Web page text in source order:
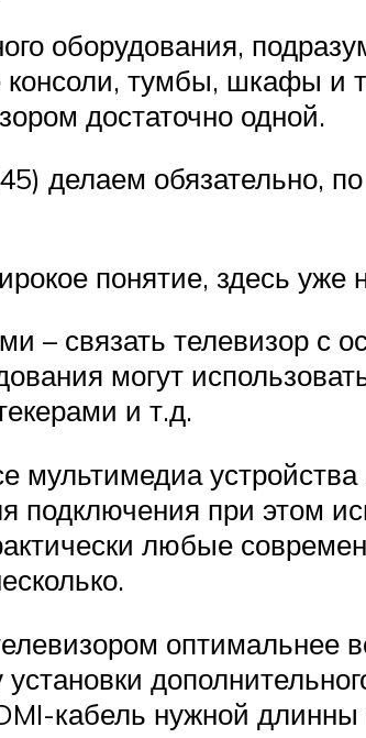
оборудования,
тумбы, шкафы и
достаточно одной.
делаем обязательно,
понятие, здесь уже
– связать телевизор с
могут
и т.д.
мультимедиа
при этом
любые
оптимальнее
кабель нужной